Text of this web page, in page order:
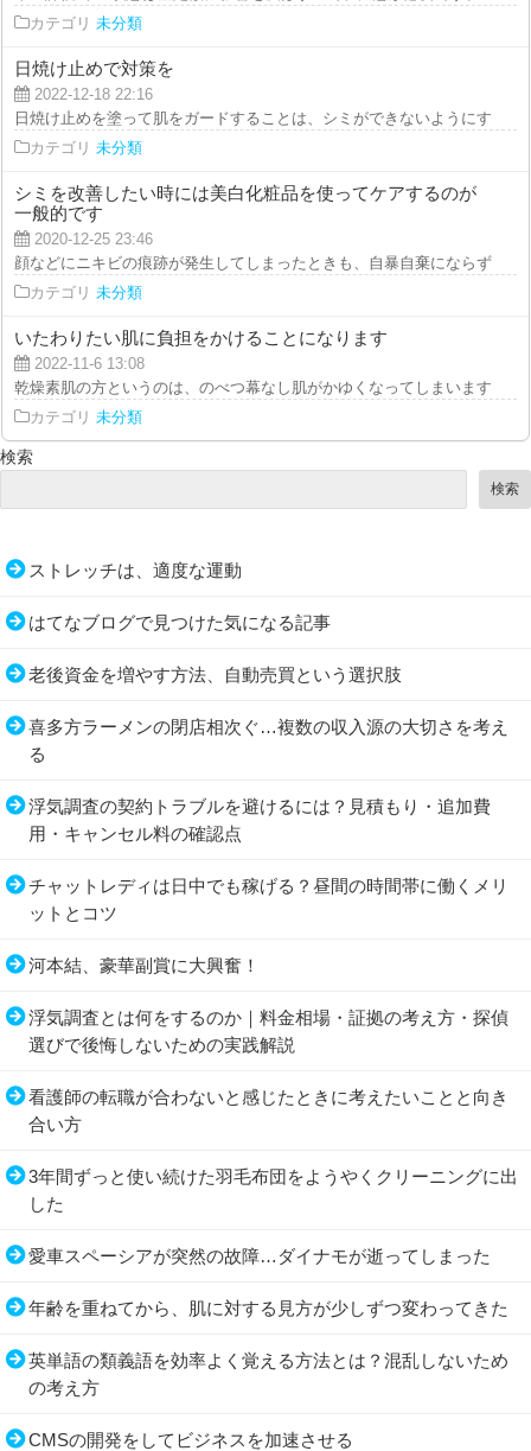
カテゴリ 未分類
日焼け止めで対策を
2022-12-18 22:16
日焼け止めを塗って肌をガードすることは、シミができないようにするた
カテゴリ 未分類
シミを改善したい時には美白化粧品を使ってケアするのが
一般的です
2020-12-25 23:46
顔などにニキビの痕跡が発生してしまったときも、自暴自棄にならずに長
カテゴリ 未分類
いたわりたい肌に負担をかけることになります
2022-11-6 13:08
乾燥素肌の方というのは、のべつ幕なし肌がかゆくなってしまいます。む
カテゴリ 未分類
検索
検索
ストレッチは、適度な運動
はてなブログで見つけた気になる記事
老後資金を増やす方法、自動売買という選択肢
喜多方ラーメンの閉店相次ぐ…複数の収入源の大切さを考え
る
浮気調査の契約トラブルを避けるには？見積もり・追加費
用・キャンセル料の確認点
チャットレディは日中でも稼げる？昼間の時間帯に働くメリ
ットとコツ
河本結、豪華副賞に大興奮！
浮気調査とは何をするのか｜料金相場・証拠の考え方・探偵
選びで後悔しないための実践解説
看護師の転職が合わないと感じたときに考えたいことと向き
合い方
3年間ずっと使い続けた羽毛布団をようやくクリーニングに出
した
愛車スペーシアが突然の故障…ダイナモが逝ってしまった
年齢を重ねてから、肌に対する見方が少しずつ変わってきた
英単語の類義語を効率よく覚える方法とは？混乱しないため
の考え方
CMSの開発をしてビジネスを加速させる